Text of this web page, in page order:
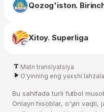
Qozog'iston.
Xitoy. Superliga
Matn translyatsiya
O'yinning eng yaxshi
Bu sahifada turli futbol
Onlayn hisoblar, o'yin vaqti,